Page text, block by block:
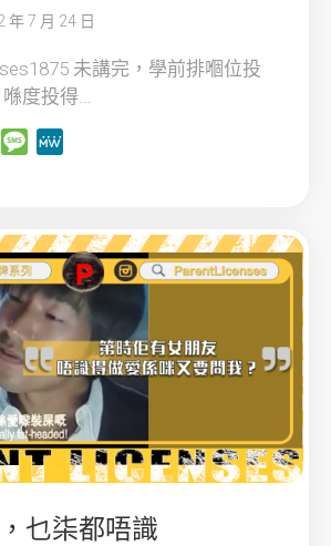
年 7 月 24 日
未講完，學前排嗰位投
度投得...
Line Message
乜柒都唔識